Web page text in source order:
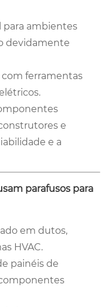
para ambientes
devidamente
ferramentas
e
e a
parafusos para
em dutos,
HVAC.
painéis de